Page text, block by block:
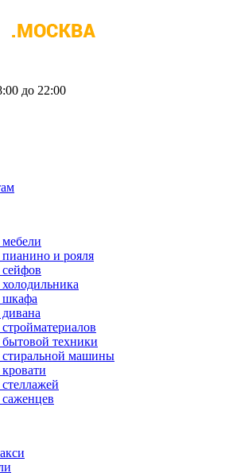
до 22:00
пианино и рояля
шкафа
бытовой техники
стиральной машины